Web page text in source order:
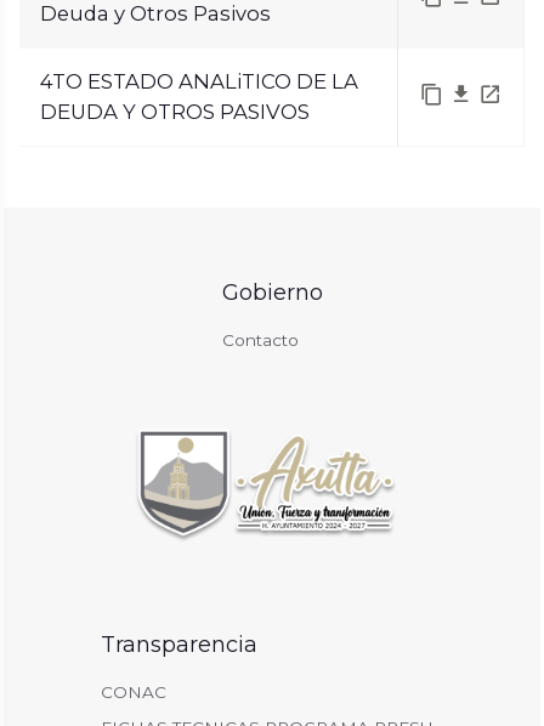
Deuda y Otros Pasivos
4TO ESTADO ANALiTICO DE LA
DEUDA Y OTROS PASIVOS
Gobierno
Contacto
Transparencia
CONAC